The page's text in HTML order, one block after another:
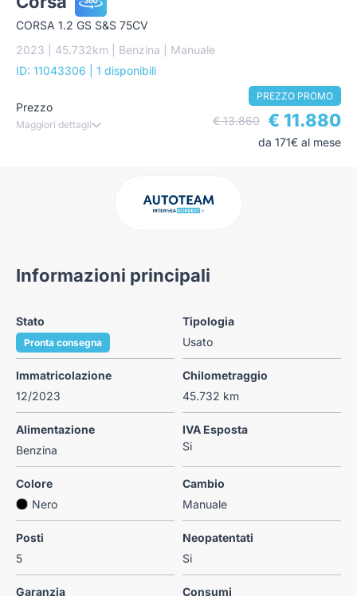
CORSA 1.2 GS S&S 75CV
2023 | 45.732km | Benzina | Manuale
ID: 11043306
| 1 disponibili
Prezzo
Maggiori dettagli
PREZZO PROMO
€ 13.860 € 11.880
da 171€ al mese
Informazioni principali
Stato
Pronta consegna
Tipologia
Usato
Immatricolazione
12/2023
Chilometraggio
45.732 km
Alimentazione
Benzina
IVA Esposta
Si
Colore
Nero
Cambio
Manuale
Posti
5
Neopatentati
Si
Garanzia
Consumi